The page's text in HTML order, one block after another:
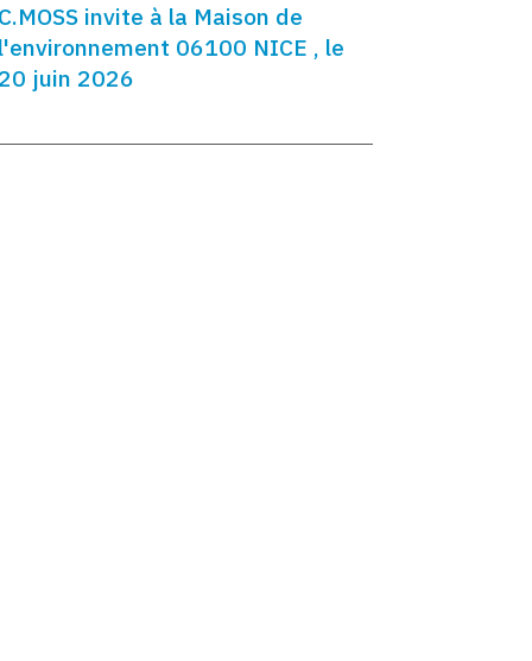
invite à la Maison de
06100 NICE , le
juin 2026